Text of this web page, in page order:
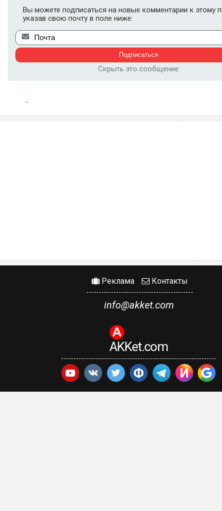
Вы можете подписаться на новые комментарии к этому
указав свою почту в поле ниже:
Скрыть это сообщение
Реклама Контакты
info@akket.com
AKKet.com